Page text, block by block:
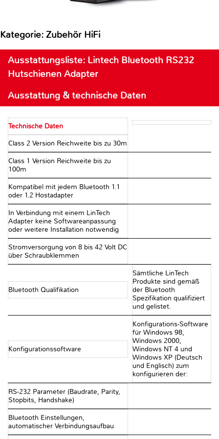
Kategorie: Zubehör HiFi
Ausstattungsliste: Lintech Bluetooth RS232
Hutschienen Adapter
Ausstattung & technische Daten
Technische Daten
Class 2 Version Reichweite bis zu 30m
Class 1 Version Reichweite bis zu
100m
Kompatibel mit jedem Bluetooth 1.1
oder 1.2 Hostadapter
In Verbindung mit einem LinTech
Adapter keine Softwareanpassung
oder weitere Installation notwendig
Stromversorgung von 8 bis 42 Volt DC
über Schraubklemmen
Bluetooth Qualifikation
Sämtliche LinTech
Produkte sind gemäß
der Bluetooth
Spezifikation qualifiziert
und gelistet.
Konfigurationssoftware
Konfigurations-Software
für Windows 98,
Windows 2000,
Windows NT 4 und
Windows XP (Deutsch
und Englisch) zum
konfigurieren der:
RS-232 Parameter (Baudrate, Parity,
Stopbits, Handshake)
Bluetooth Einstellungen,
automatischer Verbindungsaufbau